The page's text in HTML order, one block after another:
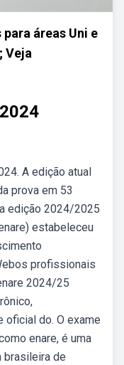
áreas Uni e
Veja
A edição atual
prova em 53
edição 2024/2025
estabeleceu
profissionais
2024/25
oficial do. O exame
enare, é uma
brasileira de